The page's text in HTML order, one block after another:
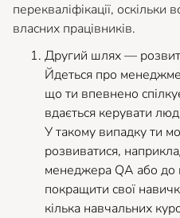
перекваліфікації, оскільки
власних працівників.
Другий шлях —
Йдеться про
що ти впевнено
вдається керувати
У такому випадку ти
розвиватися,
менеджера QA або до
покращити свої
кілька навчальних